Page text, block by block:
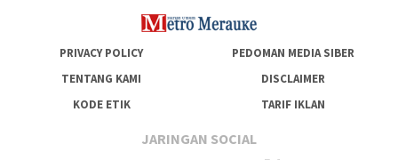
PRIVACY POLICY
PEDOMAN MEDIA SIBER
TENTANG KAMI
DISCLAIMER
KODE ETIK
TARIF IKLAN
JARINGAN SOCIAL